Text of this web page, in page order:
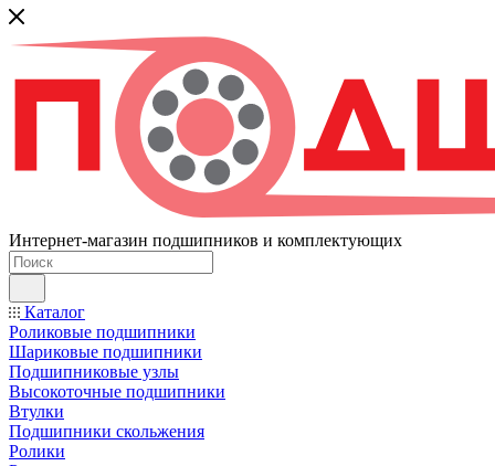
Интернет-магазин подшипников и комплектующих
Каталог
Роликовые подшипники
Шариковые подшипники
Подшипниковые узлы
Высокоточные подшипники
Втулки
Подшипники скольжения
Ролики